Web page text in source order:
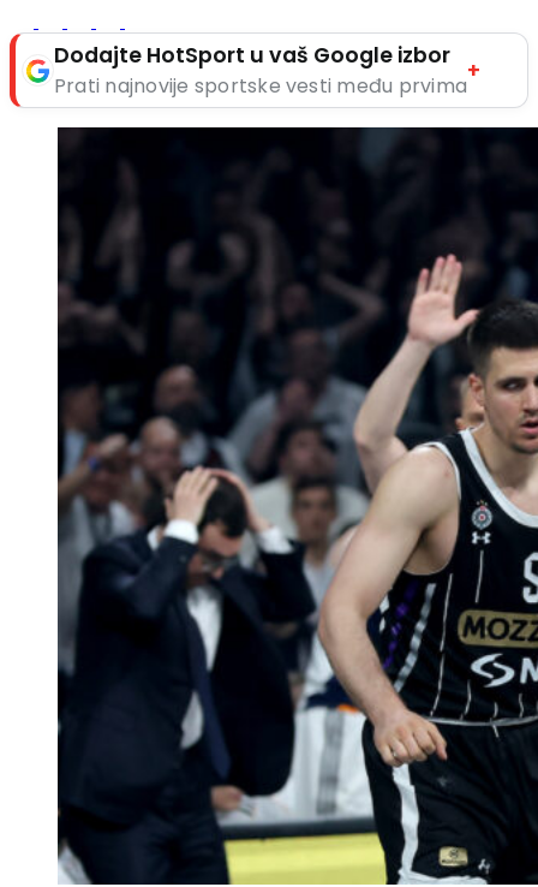
Dodajte HotSport u vaš Google izbor
Prati najnovije sportske vesti među prvima
+